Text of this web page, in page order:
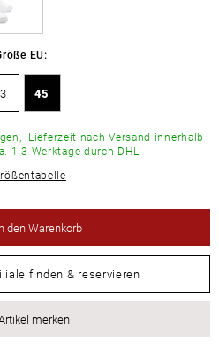
EU:
45
Lieferzeit nach Versand innerhalb
1-3 Werktage durch DHL.
den Warenkorb
finden & reservieren
merken